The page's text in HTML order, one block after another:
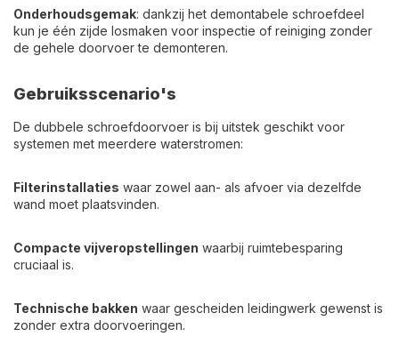
Onderhoudsgemak: dankzij het demontabele schroefdeel
kun je één zijde losmaken voor inspectie of reiniging zonder
de gehele doorvoer te demonteren.
Gebruiksscenario's
De dubbele schroefdoorvoer is bij uitstek geschikt voor
systemen met meerdere waterstromen:
Filterinstallaties waar zowel aan- als afvoer via dezelfde
wand moet plaatsvinden.
Compacte vijveropstellingen waarbij ruimtebesparing
cruciaal is.
Technische bakken waar gescheiden leidingwerk gewenst is
zonder extra doorvoeringen.